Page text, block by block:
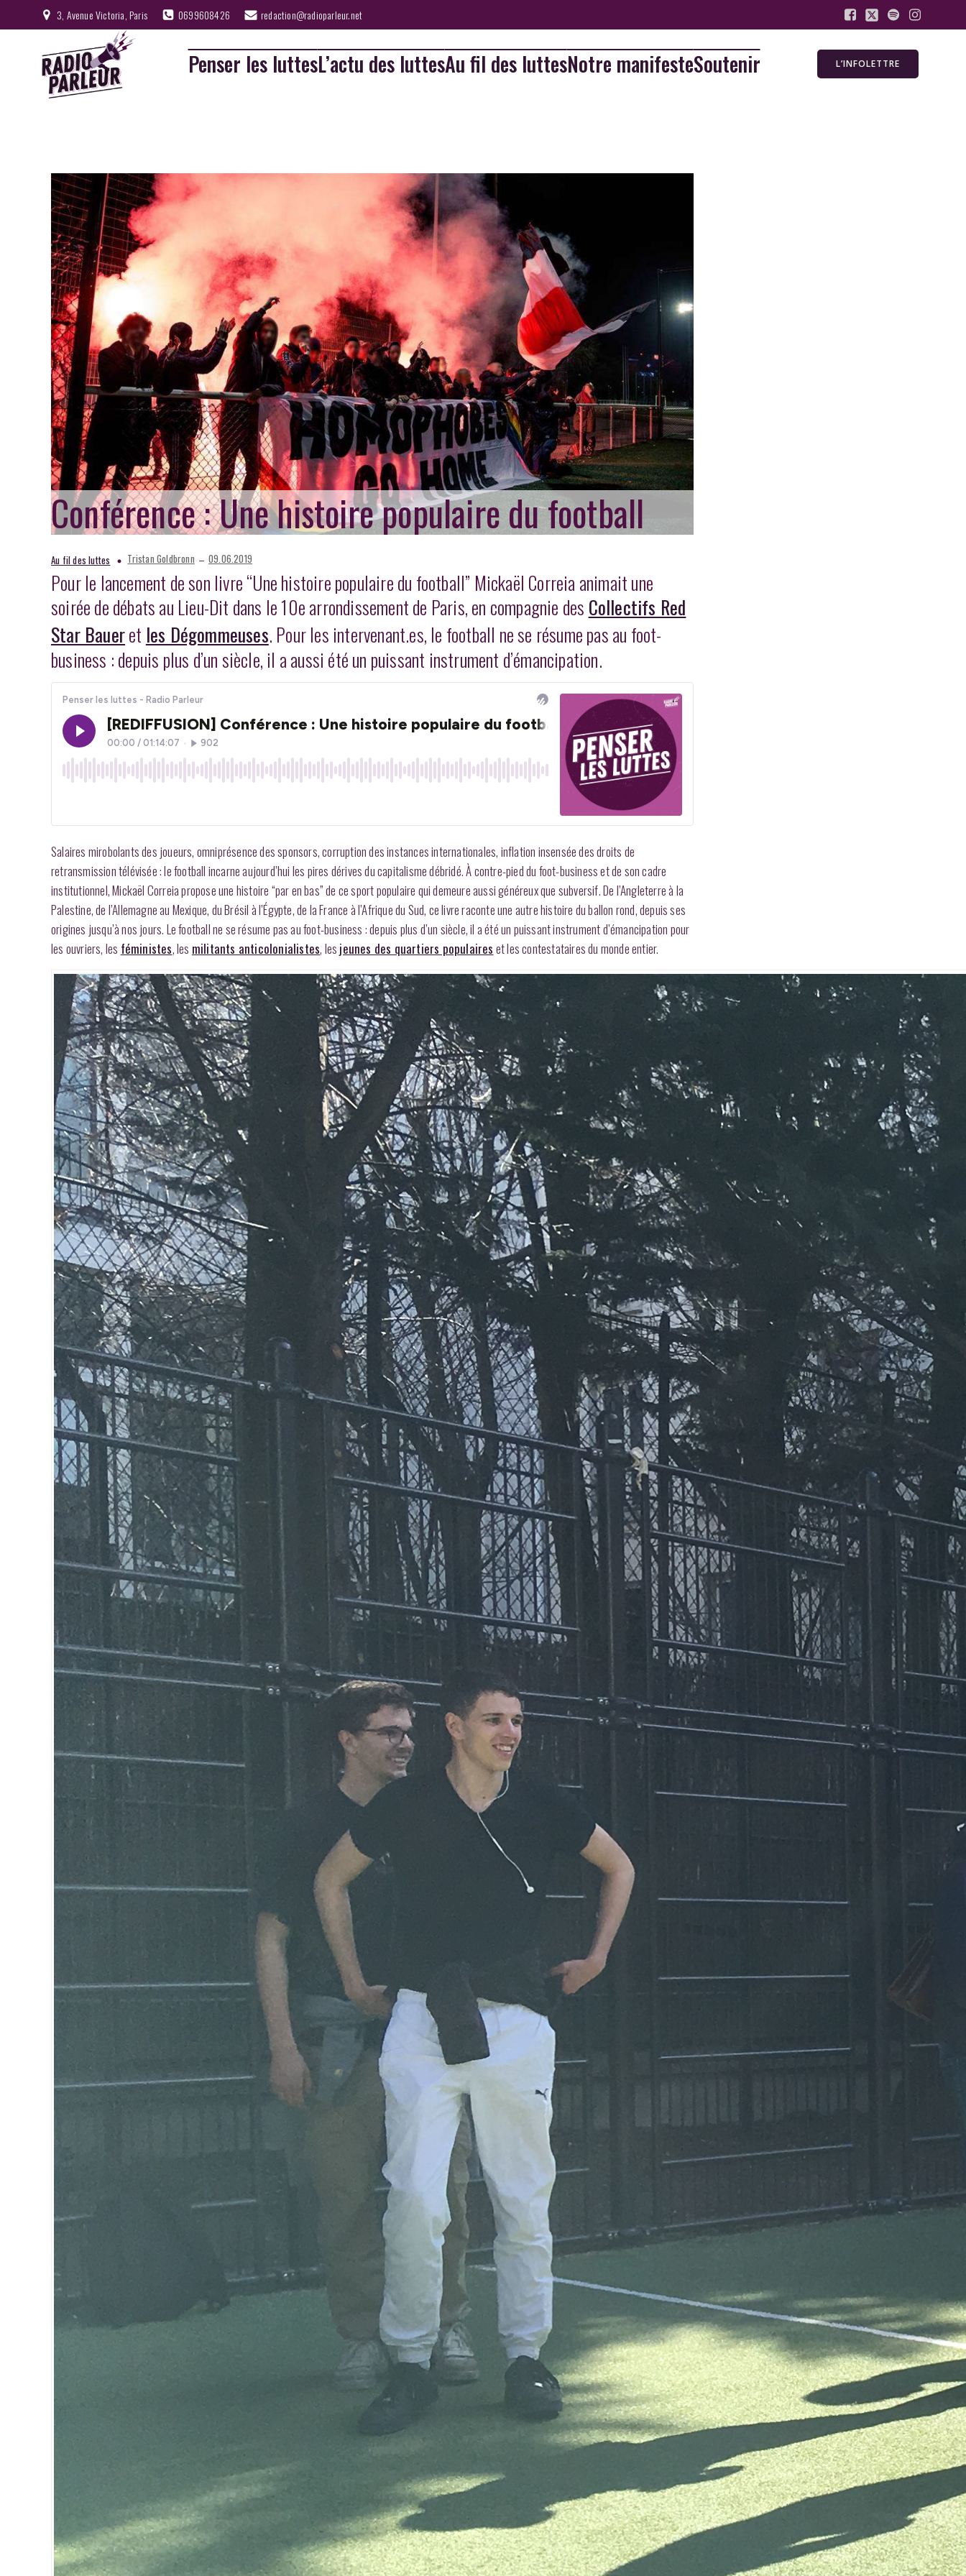
3, Avenue Victoria, Paris 0699608426 redaction@radioparleur.net
Penser les luttesL’actu des luttesAu fil des luttesNotre manifesteSoutenir L’INFOLETTRE
Conférence : Une histoire populaire du football
Au fil des luttes Tristan Goldbronn – 09.06.2019
Pour le lancement de son livre “Une histoire populaire du football” Mickaël Correia animait une
soirée de débats au Lieu-Dit dans le 10e arrondissement de Paris, en compagnie des Collectifs Red
Star Baueret les Dégommeuses. Pour les intervenant.es, le football ne se résume pas au foot-
business : depuis plus d’un siècle, il a aussi été un puissant instrument d’émancipation.
Salaires mirobolants des joueurs, omniprésence des sponsors, corruption des instances internationales, inflation insensée des droits de
retransmission télévisée : le football incarne aujourd’hui les pires dérives du capitalisme débridé. À contre-pied du foot-business et de son cadre
institutionnel, Mickaël Correia propose une histoire “par en bas” de ce sport populaire qui demeure aussi généreux que subversif. De l’Angleterre à la
Palestine, de l’Allemagne au Mexique, du Brésil à l’Égypte, de la France à l’Afrique du Sud, ce livre raconte une autre histoire du ballon rond, depuis ses
origines jusqu’à nos jours. Le football ne se résume pas au foot-business : depuis plus d’un siècle, il a été un puissant instrument d’émancipation pour
les ouvriers, les féministes, les militants anticolonialistes, les jeunes des quartiers populaires et les contestataires du monde entier.